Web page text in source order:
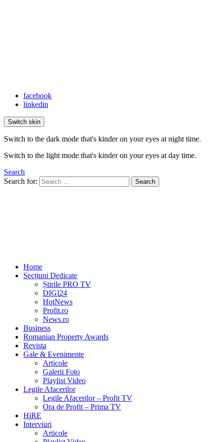
facebook
linkedin
Switch skin
Switch to the dark mode that's kinder on your eyes at night time.
Switch to the light mode that's kinder on your eyes at day time.
Search
Search for:
Search
Home
Secțiuni Dedicate
Știrile PRO TV
DIGI24
HotNews
Profit.ro
News.ro
Business
Romanian Property Awards
Revista
Gale & Evenimente
Articole
Galerii Foto
Playlist Video
Legile Afacerilor
Legile Afacerilor – Profit TV
Ora de Profit – Prima TV
HiRE
Interviuri
Articole